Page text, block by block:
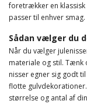
foretrækker en
passer til enhver smag.
Sådan vælger du
Når du vælger
materiale og stil. Tænk
nisser egner sig godt
flotte
størrelse og antal af